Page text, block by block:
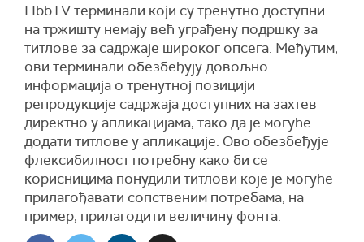
HbbTV терминали који су тренутно доступни
на тржишту немају већ уграђену подршку за
титлове за садржаје широког опсега. Међутим,
ови терминали обезбеђују довољно
информација о тренутној позицији
репродукције садржаја доступних на захтев
директно у апликацијама, тако да је могуће
додати титлове у апликације. Ово обезбеђује
флексибилност потребну како би се
корисницима понудили титлови које је могуће
прилагођавати сопственим потребама, на
пример, прилагодити величину фонта.